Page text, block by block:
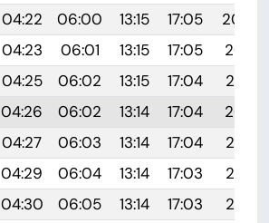
04:22 06:00 13:15 17:05
20:20
04:23 06:01 13:15 17:05
20:19
04:25 06:02 13:15 17:04
20:18
04:26 06:02 13:14 17:04
20:16
04:27 06:03 13:14 17:04
20:15
04:29 06:04 13:14 17:03
20:14
04:30 06:05 13:14 17:03
20:13